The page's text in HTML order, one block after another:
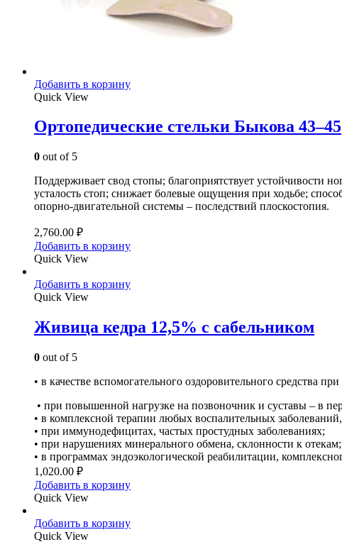
Добавить в корзину
Quick View
Ортопедические стельки Быкова 43–45
0 out of 5
Поддерживает свод стопы; благоприятствует устойчивости
усталость стоп; снижает болевые ощущения при ходьбе;
опорно-двигательной системы – последствий плоскостопия.
2,760.00 ₽
Добавить в корзину
Quick View
Добавить в корзину
Quick View
Живица кедра 12,5% с сабельником
0 out of 5
• в качестве вспомогательного оздоровительного средства
• при повышенной нагрузке на позвоночник и суставы – в
• в комплексной терапии любых воспалительных
• при иммунодефицитах, частых простудных заболеваниях;
• при нарушениях минерального обмена, склонности к отекам;
• в программах эндоэкологической реабилитации,
1,020.00 ₽
Добавить в корзину
Quick View
Добавить в корзину
Quick View